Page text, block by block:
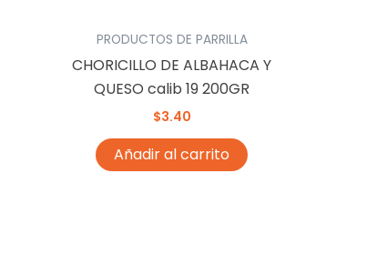
PRODUCTOS DE PARRILLA
CHORICILLO DE ALBAHACA Y
QUESO calib 19 200GR
$3.40
Añadir al carrito